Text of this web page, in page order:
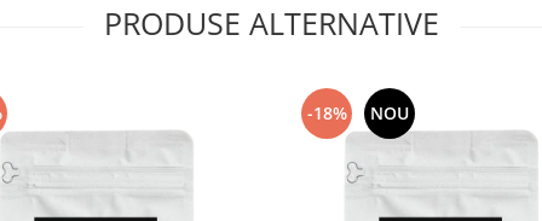
PRODUSE ALTERNATIVE
-18% NOU